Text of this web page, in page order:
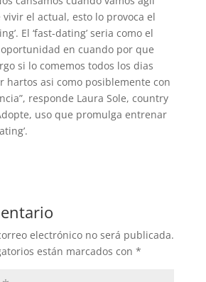
el actual, esto lo provoca el
El ‘fast-dating’ seri­a como el
oportunidad en cuando por que
si lo comemos todos los dias
hartos asi­ como posiblemente con
responde Laura Sole, country
uso que promulga entrenar
electrónico no será publicada.
están marcados con *